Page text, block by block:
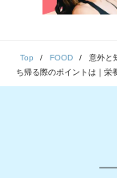
Top FOOD
意外と
ち帰る際のポイントは｜栄